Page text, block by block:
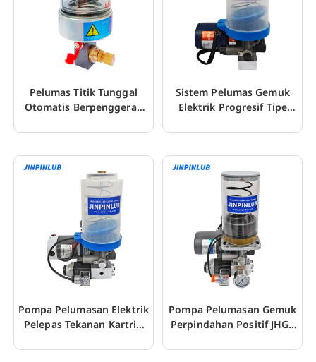
Pelumas Titik Tunggal
Otomatis Berpenggerak
Disesuaikan
Sistem Pelumas Gemuk
Elektrik Progresif Tipe
Pompa Pelumasan Elektrik
Pelepas Tekanan Kartrid
Pompa Pelumasan Gemuk
Perpindahan Positif JHG4